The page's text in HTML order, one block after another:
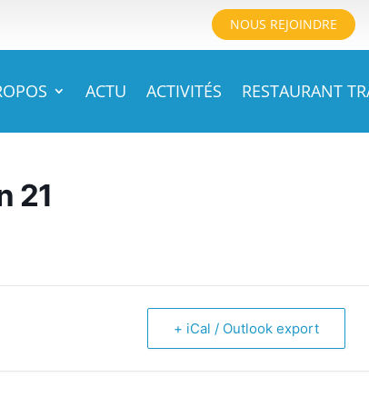
NOUS REJOINDRE
ACTU ACTIVITÉS RESTAURANT
21
+ iCal / Outlook export